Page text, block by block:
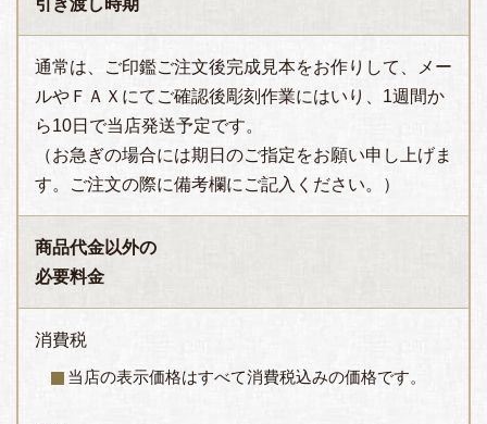
通常は、ご印鑑ご注文後完成見本をお作りして、メー
ルやＦＡＸにてご確認後彫刻作業にはいり、1週間か
ら10日で当店発送予定です。
（お急ぎの場合には期日のご指定をお願い申し上げま
す。ご注文の際に備考欄にご記入ください。）
商品代金以外の
必要料金
消費税
当店の表示価格はすべて消費税込みの価格です。